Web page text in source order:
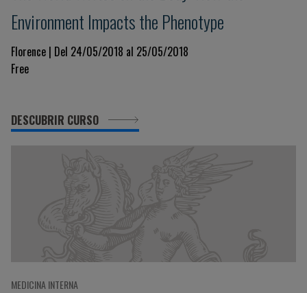
Environment Impacts the Phenotype
Florence | Del 24/05/2018 al 25/05/2018
Free
DESCUBRIR CURSO
MEDICINA INTERNA